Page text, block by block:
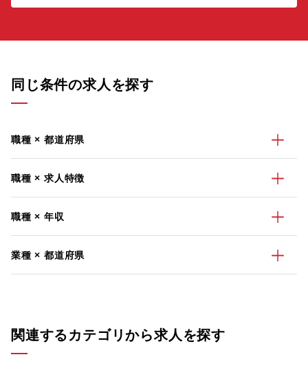
同じ条件の求人を探す
職種 × 都道府県
職種 × 求人特徴
職種 × 年収
業種 × 都道府県
関連するカテゴリから求人を探す